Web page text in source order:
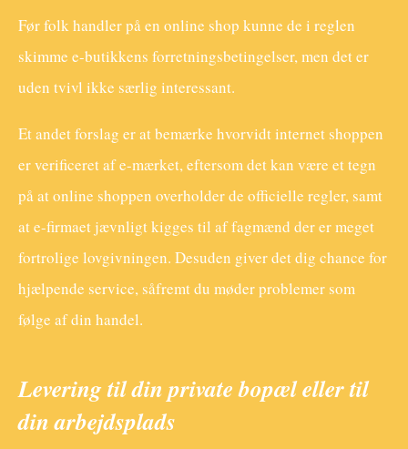
Før folk handler på en online shop kunne de i reglen
skimme e-butikkens forretningsbetingelser, men det er
uden tvivl ikke særlig interessant.
Et andet forslag er at bemærke hvorvidt internet shoppen
er verificeret af e-mærket, eftersom det kan være et tegn
på at online shoppen overholder de officielle regler, samt
at e-firmaet jævnligt kigges til af fagmænd der er meget
fortrolige lovgivningen. Desuden giver det dig chance for
hjælpende service, såfremt du møder problemer som
følge af din handel.
Levering til din private bopæl eller til
din arbejdsplads